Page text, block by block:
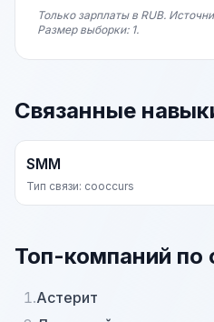
Только зарплаты в RUB.
Размер выборки: 1.
Связанные
SMM
Тип связи: cooccurs
Топ-компаний по
1.Астерит